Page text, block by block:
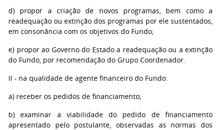
d) propor a criação de novos programas, bem como a
readequação ou extinção dos programas por ele sustentados,
em consonância com os objetivos do Fundo;
e) propor ao Governo do Estado a readequação ou a extinção
do Fundo, por recomendação do Grupo Coordenador.
II - na qualidade de agente financeiro do Fundo:
a) receber os pedidos de financiamento;
b) examinar a viabilidade do pedido de financiamento
apresentado pelo postulante, observadas as normas dos